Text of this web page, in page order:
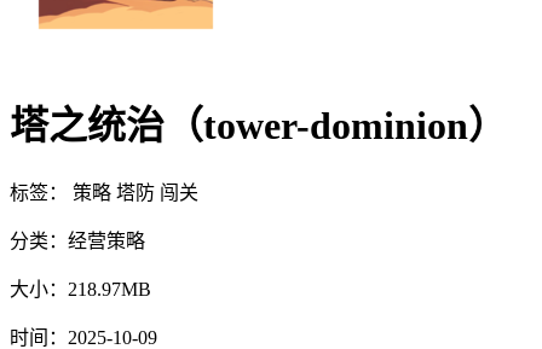
塔之统治（tower-dominion）
标签： 策略 塔防 闯关
分类： 经营策略
大小： 218.97MB
时间： 2025-10-09